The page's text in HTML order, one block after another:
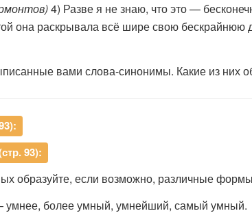
4) Разве я не знаю, что это —
она раскрывала всё шире свою бескрайнюю
вами слова-синонимы. Какие из
93):
образуйте, если возможно, различные
более умный, умнейший, самый умный.